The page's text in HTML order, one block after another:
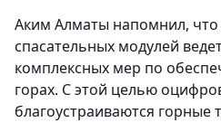
Аким Алматы напомнил, что
спасательных модулей
комплексных мер по
горах. С этой целью
благоустраиваются горные